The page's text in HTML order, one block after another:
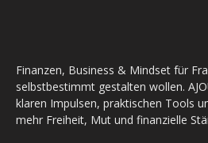
Finanzen, Business & Mindset für
selbstbestimmt gestalten wollen.
klaren Impulsen, praktischen Tools
mehr Freiheit, Mut und finanzielle